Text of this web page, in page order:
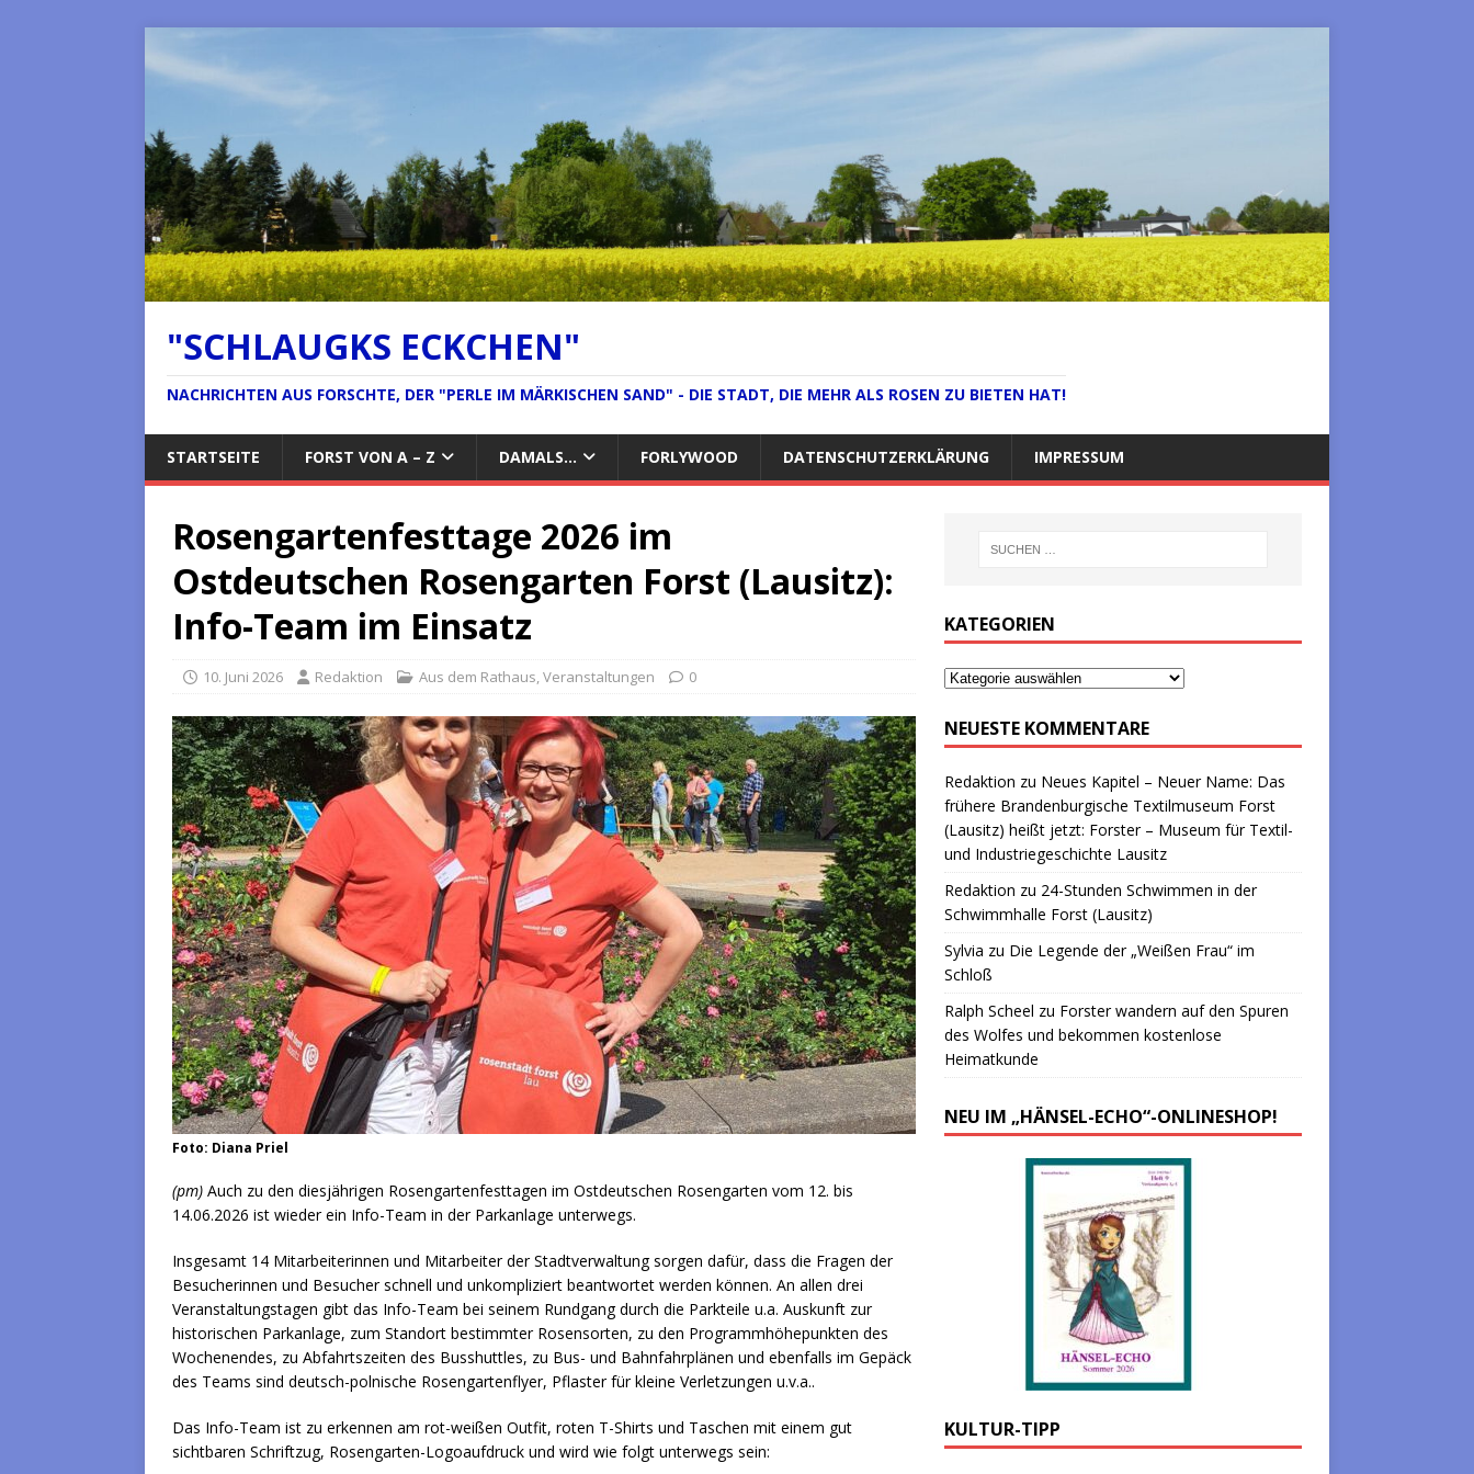
"SCHLAUGKS ECKCHEN"
NACHRICHTEN AUS FORSCHTE, DER "PERLE IM MÄRKISCHEN SAND" - DIE STADT, DIE MEHR ALS ROSEN ZU BIETEN HAT!
STARTSEITE FORST VON A – Z DAMALS… FORLYWOOD DATENSCHUTZERKLÄRUNG IMPRESSUM
Rosengartenfesttage 2026 im
Ostdeutschen Rosengarten Forst (Lausitz):
Info-Team im Einsatz
10. Juni 2026 Redaktion Aus dem Rathaus,Veranstaltungen 0
Foto: Diana Priel
(pm) Auch zu den diesjährigen Rosengartenfesttagen im Ostdeutschen Rosengarten vom 12. bis
14.06.2026 ist wieder ein Info-Team in der Parkanlage unterwegs.
Insgesamt 14 Mitarbeiterinnen und Mitarbeiter der Stadtverwaltung sorgen dafür, dass die Fragen der
Besucherinnen und Besucher schnell und unkompliziert beantwortet werden können. An allen drei
Veranstaltungstagen gibt das Info-Team bei seinem Rundgang durch die Parkteile u.a. Auskunft zur
historischen Parkanlage, zum Standort bestimmter Rosensorten, zu den Programmhöhepunkten des
Wochenendes, zu Abfahrtszeiten des Busshuttles, zu Bus- und Bahnfahrplänen und ebenfalls im Gepäck
des Teams sind deutsch-polnische Rosengartenflyer, Pflaster für kleine Verletzungen u.v.a..
Das Info-Team ist zu erkennen am rot-weißen Outfit, roten T-Shirts und Taschen mit einem gut
sichtbaren Schriftzug, Rosengarten-Logoaufdruck und wird wie folgt unterwegs sein:
KATEGORIEN
NEUESTE KOMMENTARE
Redaktion zu Neues Kapitel – Neuer Name: Das
frühere Brandenburgische Textilmuseum Forst
(Lausitz) heißt jetzt: Forster – Museum für Textil-
und Industriegeschichte Lausitz
Redaktion zu 24-Stunden Schwimmen in der
Schwimmhalle Forst (Lausitz)
Sylvia zu Die Legende der „Weißen Frau“ im
Schloß
Ralph Scheel zu Forster wandern auf den Spuren
des Wolfes und bekommen kostenlose
Heimatkunde
NEU IM „HÄNSEL-ECHO“-ONLINESHOP!
KULTUR-TIPP